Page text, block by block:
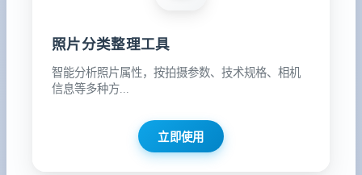
照片分类整理工具
智能分析照片属性，按拍摄参数、技术规格、相机
信息等多种方...
立即使用